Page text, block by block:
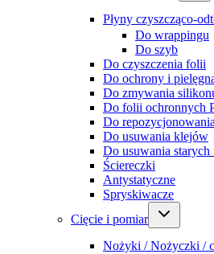
Płyny czyszcząco-
Do wrappingu
Do szyb
Do czyszczenia folii
Do ochrony i
Do zmywania
Do folii ochronnych
Do repozycjonowania
Do usuwania klejów
Do usuwania
Ściereczki
Antystatyczne
Spryskiwacze
Cięcie i pomiar
Nożyki / Nożyczki /